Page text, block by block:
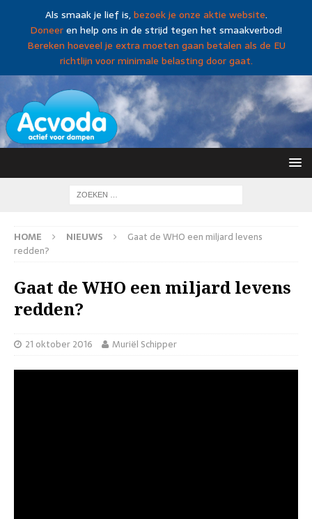
Als smaak je lief is,bezoek je onze aktie website.
Doneeren help ons in de strijd tegen het smaakverbod!
Bereken hoeveel je extra moeten gaan betalen als de EU
richtlijn voor minimale belasting door gaat.
HOME NIEUWS
Gaat de WHO een miljard levens
redden?
Gaat de WHO een miljard levens
redden?
21 oktober 2016 Muriël Schipper